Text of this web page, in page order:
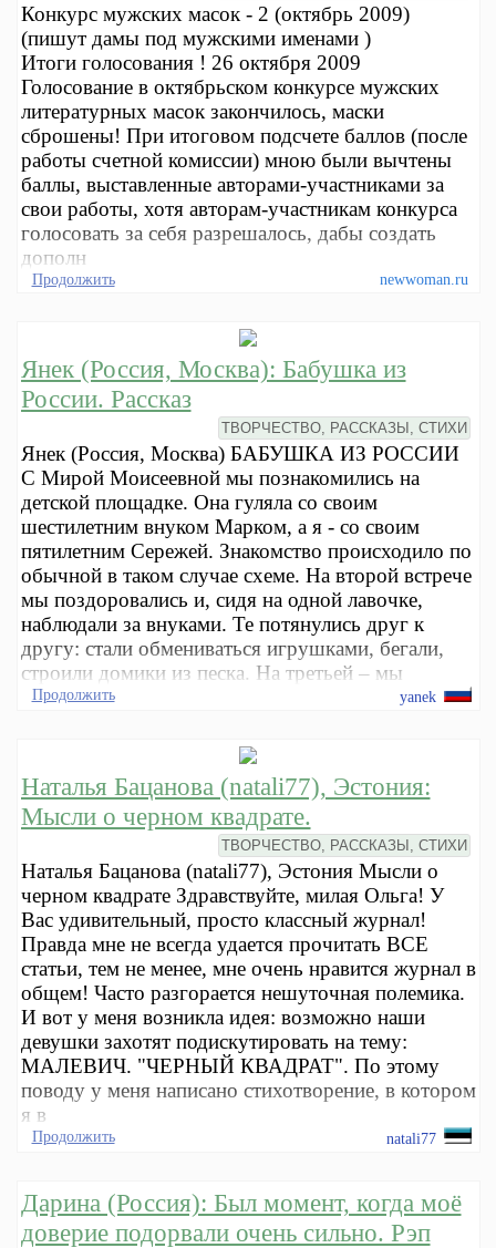
Конкурс мужских масок - 2 (октябрь 2009)
(пишут дамы под мужскими именами )
Итоги голосования ! 26 октября 2009
Голосование в октябрьском конкурсе мужских
литературных масок закончилось, маски
сброшены! При итоговом подсчете баллов (после
работы счетной комиссии) мною были вычтены
баллы, выставленные авторами-участниками за
свои работы, хотя авторам-участникам конкурса
голосовать за себя разрешалось, дабы создать
дополн
Продолжить newwoman.ru
Янек (Россия, Москва): Бабушка из
России. Рассказ
ТВОРЧЕСТВО, РАССКАЗЫ, СТИХИ
Янек (Россия, Москва) БАБУШКА ИЗ РОССИИ
С Мирой Моисеевной мы познакомились на
детской площадке. Она гуляла со своим
шестилетним внуком Марком, а я - со своим
пятилетним Сережей. Знакомство происходило по
обычной в таком случае схеме. На второй встрече
мы поздоровались и, сидя на одной лавочке,
наблюдали за внуками. Те потянулись друг к
другу: стали обмениваться игрушками, бегали,
строили домики из песка. На третьей – мы
Продолжить yanek
Наталья Бацанова (natali77), Эстония:
Мысли о черном квадрате.
ТВОРЧЕСТВО, РАССКАЗЫ, СТИХИ
Наталья Бацанова (natali77), Эстония Мысли о
черном квадрате Здравствуйте, милая Ольга! У
Вас удивительный, просто классный журнал!
Правда мне не всегда удается прочитать ВСЕ
статьи, тем не менее, мне очень нравится журнал в
общем! Часто разгорается нешуточная полемика.
И вот у меня возникла идея: возможно наши
девушки захотят подискутировать на тему:
МАЛЕВИЧ. "ЧЕРНЫЙ КВАДРАТ". По этому
поводу у меня написано стихотворение, в котором
я в
Продолжить natali77
Дарина (Россия): Был момент, когда моё
доверие подорвали очень сильно. Рэп